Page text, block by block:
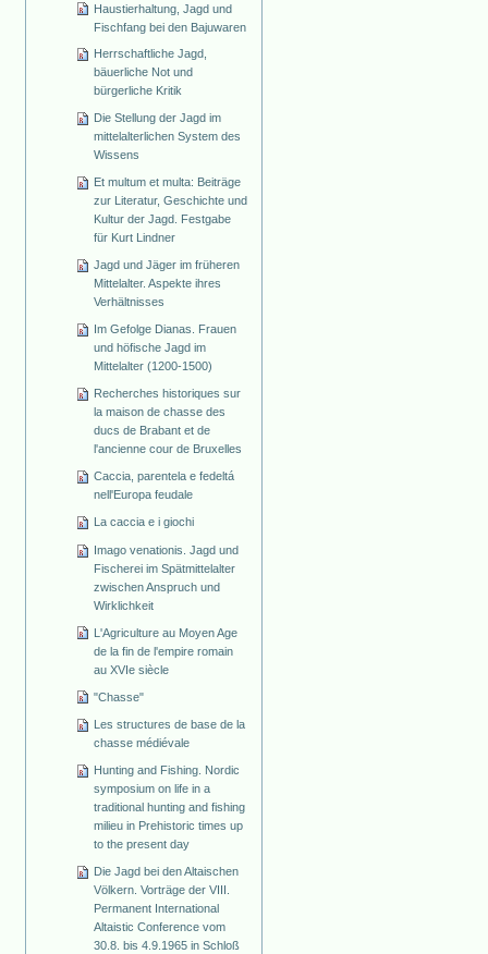
Haustierhaltung, Jagd und
Fischfang bei den Bajuwaren
Herrschaftliche Jagd,
bäuerliche Not und
bürgerliche Kritik
Die Stellung der Jagd im
mittelalterlichen System des
Wissens
Et multum et multa: Beiträge
zur Literatur, Geschichte und
Kultur der Jagd. Festgabe
für Kurt Lindner
Jagd und Jäger im früheren
Mittelalter. Aspekte ihres
Verhältnisses
Im Gefolge Dianas. Frauen
und höfische Jagd im
Mittelalter (1200-1500)
Recherches historiques sur
la maison de chasse des
ducs de Brabant et de
l'ancienne cour de Bruxelles
Caccia, parentela e fedeltá
nell'Europa feudale
La caccia e i giochi
Imago venationis. Jagd und
Fischerei im Spätmittelalter
zwischen Anspruch und
Wirklichkeit
L'Agriculture au Moyen Age
de la fin de l'empire romain
au XVIe siècle
"Chasse"
Les structures de base de la
chasse médiévale
Hunting and Fishing. Nordic
symposium on life in a
traditional hunting and fishing
milieu in Prehistoric times up
to the present day
Die Jagd bei den Altaischen
Völkern. Vorträge der VIII.
Permanent International
Altaistic Conference vom
30.8. bis 4.9.1965 in Schloß